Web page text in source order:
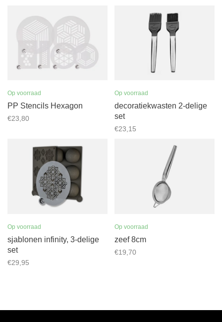
Op voorraad
PP Stencils Hexagon
€23,80
Op voorraad
decoratiekwasten 2-delige
set
€23,15
Op voorraad
sjablonen infinity, 3-delige
set
€29,95
Op voorraad
zeef 8cm
€19,70